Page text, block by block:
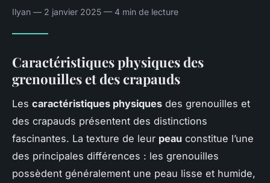
Ilyan — 2 janvier 2025 — 4 min de lecture
Caractéristiques physiques des
grenouilles et des crapauds
Les caractéristiques physiques des grenouilles et
des crapauds présentent des distinctions
fascinantes. La texture de leur peau constitue l’une
des principales différences : les grenouilles
possèdent généralement une peau lisse et humide,